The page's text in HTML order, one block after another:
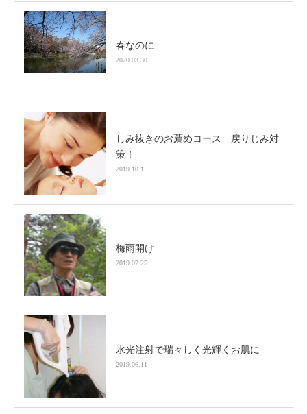
春なのに
2020.03.30
しみ抜きのお薦めコース 戻りじみ対
策！
2019.10.1
梅雨開け
2019.07.25
水光注射で瑞々しく光輝くお肌に
2019.06.11